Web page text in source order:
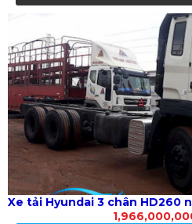
Xe tải Hyundai 3 chân HD260